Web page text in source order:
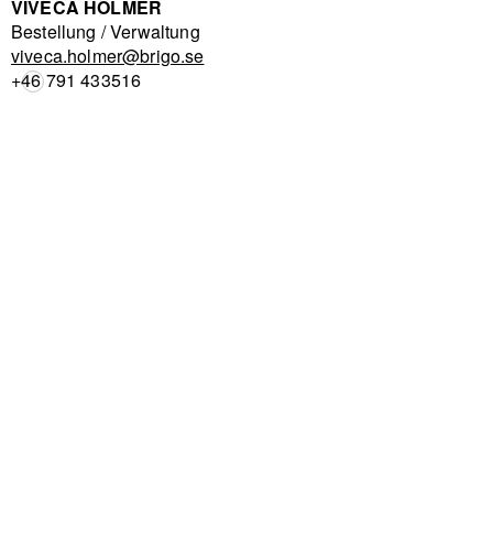
VIVECA HOLMÈR
Bestellung / Verwaltung
viveca.holmer@brigo.se
+46 791 433516